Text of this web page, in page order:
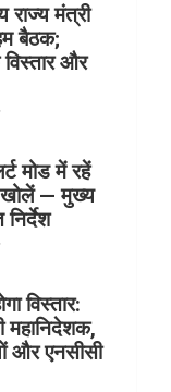
राज्य मंत्री
बैठक;
और
मोड में रहें
खोलें — मुख्य
विस्तार:
महानिदेशक,
और एनसीसी